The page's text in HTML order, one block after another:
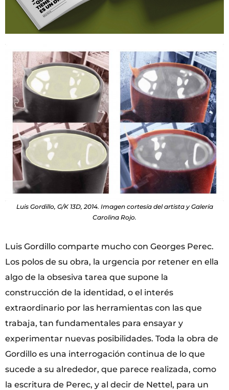
Luis Gordillo, G/K 13D, 2014. Imagen cortesía del artista y Galería
Carolina Rojo.
Luis Gordillo comparte mucho con Georges Perec.
Los polos de su obra, la urgencia por retener en ella
algo de la obsesiva tarea que supone la
construcción de la identidad, o el interés
extraordinario por las herramientas con las que
trabaja, tan fundamentales para ensayar y
experimentar nuevas posibilidades. Toda la obra de
Gordillo es una interrogación continua de lo que
sucede a su alrededor, que parece realizada, como
la escritura de Perec, y al decir de Nettel, para un